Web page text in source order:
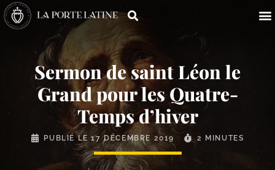
Sermon de saint Léon le
Grand pour les Quatre-​
Temps d’hiver
PUBLIÉ LE17 DÉCEMBRE 2019 2 MINUTES